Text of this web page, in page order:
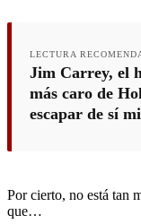
LECTURA
Jim Carrey, el
más caro de
escapar de sí
Por cierto, no está tan
que…